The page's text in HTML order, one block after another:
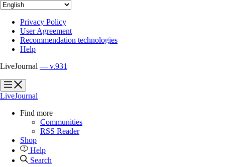
Privacy Policy
User Agreement
Recommendation technologies
Help
LiveJournal — v.931
?
?
LiveJournal
Find more
Communities
RSS Reader
Shop
Help
Search